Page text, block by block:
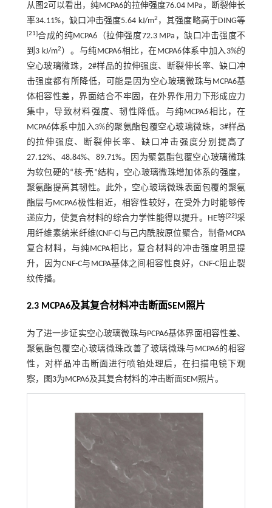
从 图2可以看出，纯MCPA6的拉伸强度76.04 MPa，断裂伸长
率34.11%，缺口冲击强度5.64 kJ/m2 ，其强度略高于DING等
[21]合成的纯MCPA6（拉伸强度72.3 MPa，缺口冲击强度不
到3 kJ/m2 ）。与纯MCPA6相比，在MCPA6体系中加入3%的
空心玻璃微珠，2#样品的拉伸强度、断裂伸长率、缺口冲
击强度都有所降低，可能是因为空心玻璃微珠与MCPA6基
体相容性差，界面结合不牢固，在外界作用力下形成应力
集中，导致材料强度、韧性降低。与纯MCPA6相比，在
MCPA6体系中加入3%的聚氨酯包覆空心玻璃微珠，3#样品
的拉伸强度、断裂伸长率、缺口冲击强度分别提高了
27.12%、48.84%、89.71%。因为聚氨酯包覆空心玻璃微珠
为软包硬的“核-壳”结构，空心玻璃微珠增加体系的强度，
聚氨酯提高其韧性。此外，空心玻璃微珠表面包覆的聚氨
酯层与MCPA6极性相近，相容性较好，在受外力时能够传
递应力，使复合材料的综合力学性能得以提升。HE等[22]采
用纤维素纳米纤维(CNF-C)与己内酰胺原位聚合，制备MCPA
复合材料，与纯MCPA相比，复合材料的冲击强度明显提
升，因为CNF-C与MCPA基体之间相容性良好，CNF-C阻止裂
纹传播。
2.3 MCPA6及其复合材料冲击断面SEM照片
为了进一步证实空心玻璃微珠与PCPA6基体界面相容性差、
聚氨酯包覆空心玻璃微珠改善了玻璃微珠与MCPA6的相容
性，对样品冲击断面进行喷铂处理后，在扫描电镜下观
察，
图3为MCPA6及其复合材料的冲击断面SEM照片。